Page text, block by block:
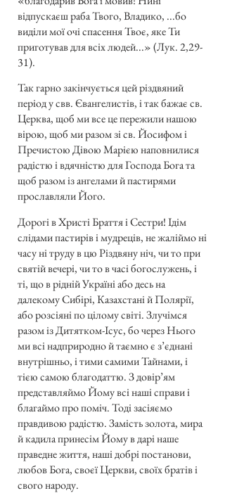
відпускаєш раба Твого, Владико, ...бо
виділи мої очі спасення Твоє, яке Ти
приготував для всіх людей...» (Лук. 2,29-
31).
Так гарно закінчується цей різдвяний
період у свв. Євангелистів, і так бажає св.
Церква, щоб ми все це пережили нашою
вірою, щоб ми разом зі св. Йосифом і
Пречистою Дівою Марією наповнилися
радістю і вдячністю для Господа Бога та
щоб разом із ангелами й пастирями
прославляли Його.
Дорогі в Христі Браття і Сестри! Ідім
слідами пастирів і мудреців, не жаліймо ні
часу ні труду в цю Різдвяну ніч, чи то при
святій вечері, чи то в часі богослужень, і
ті, що в рідній Україні або десь на
далекому Сибірі, Казахстані й Полярії,
або розсіяні по цілому світі. Злучімся
разом із Дитятком-Ісус, бо через Нього
ми всі надприродно й таємно є з’єднані
внутрішньо, і тими самими Тайнами, і
тією самою благодаттю. З довір’ям
представляймо Йому всі наші справи і
благаймо про поміч. Тоді засіяємо
правдивою радістю. Замість золота, мира
й кадила принесім Йому в дарі наше
праведне життя, наші добрі постанови,
любов Бога, своєї Церкви, своїх братів і
свого народу.